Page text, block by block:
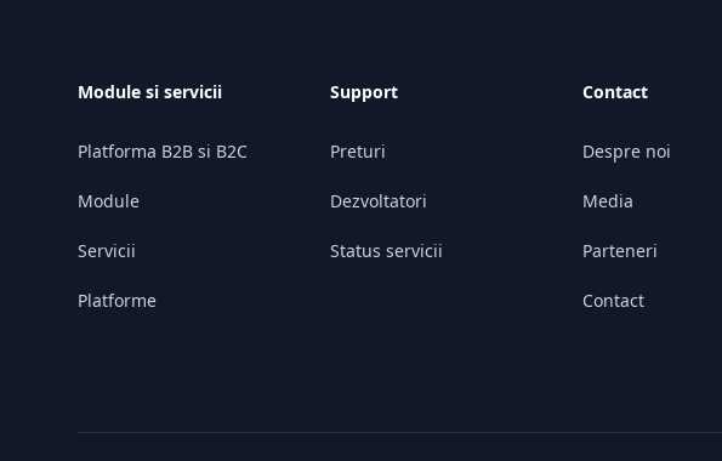
Module si servicii
Platforma B2B si B2C
Module
Servicii
Platforme
Support
Preturi
Dezvoltatori
Status servicii
Contact
Despre noi
Media
Parteneri
Contact